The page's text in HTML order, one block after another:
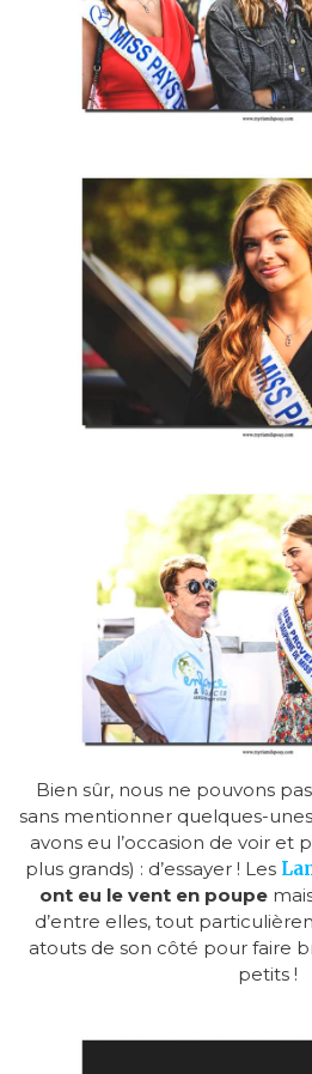
Bien sûr, nous ne pouvons
sans mentionner quelques-
avons eu l’occasion de voir et
plus grands) : d’essayer ! Les
ont eu le vent en poupe
d’entre elles, tout
atouts de son côté pour faire
petits !